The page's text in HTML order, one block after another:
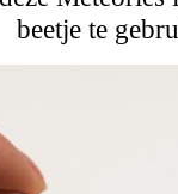
beetje te